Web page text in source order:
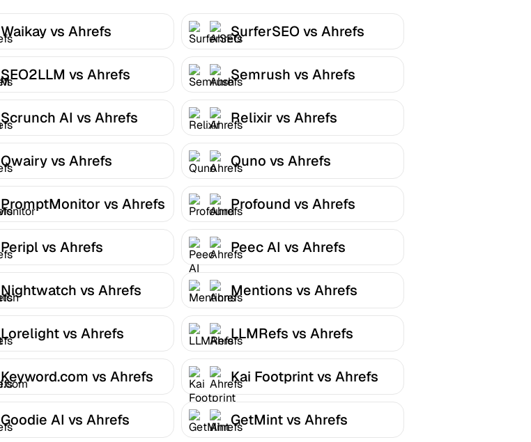
Waikay vs Ahrefs SurferSEO vs Ahrefs
SEO2LLM vs Ahrefs Semrush vs Ahrefs
Scrunch AI vs Ahrefs Relixir vs Ahrefs
Qwairy vs Ahrefs Quno vs Ahrefs
PromptMonitor vs Ahrefs Profound vs Ahrefs
Peripl vs Ahrefs Peec AI vs Ahrefs
Nightwatch vs Ahrefs Mentions vs Ahrefs
Lorelight vs Ahrefs LLMRefs vs Ahrefs
Keyword.com vs Ahrefs Kai Footprint vs Ahrefs
Goodie AI vs Ahrefs GetMint vs Ahrefs